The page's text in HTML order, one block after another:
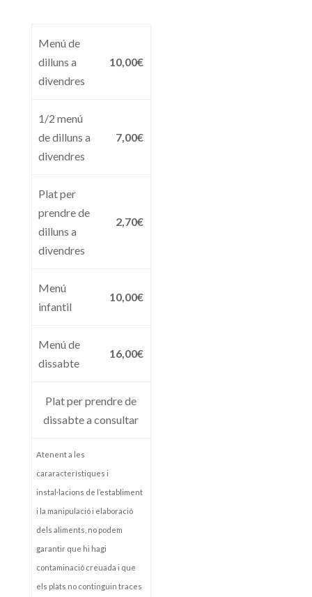
Menú de
dilluns a
divendres
10,00€
1/2 menú
de dilluns a
divendres
7,00€
Plat per
prendre de
dilluns a
divendres
2,70€
Menú
infantil
10,00€
Menú de
dissabte
16,00€
Plat per prendre de
dissabte a consultar
Atenent a les
cararacterístiques i
instal·lacions de l’establiment
i la manipulació i elaboració
dels aliments, no podem
garantir que hi hagi
contaminació creuada i que
els plats no continguin traces